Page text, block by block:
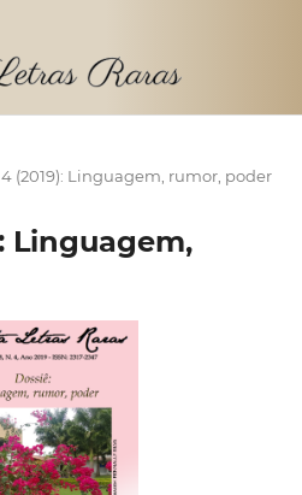
4 (2019): Linguagem, rumor, poder
Linguagem,